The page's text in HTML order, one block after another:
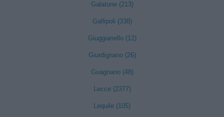
Galatone (213)
Gallipoli (338)
Giuggianello (12)
Giurdignano (26)
Guagnano (48)
Lecce (2377)
Lequile (105)